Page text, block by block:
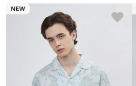
NEW